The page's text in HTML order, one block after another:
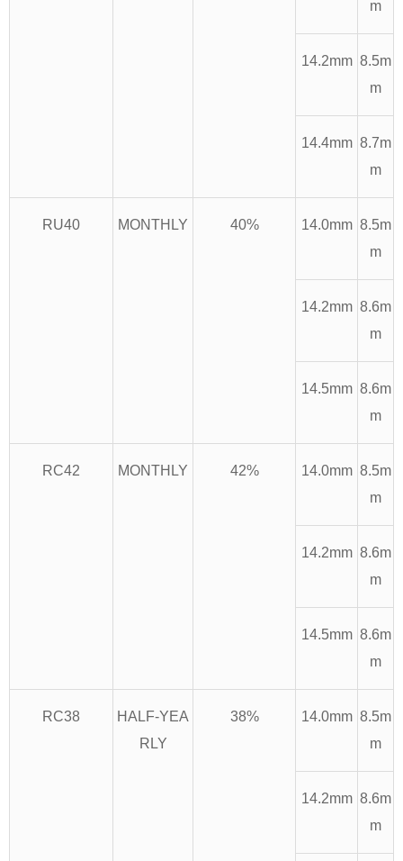
m
14.2mm 8.5m
m
14.4mm 8.7m
m
RU40 MONTHLY 40% 14.0mm 8.5m
m
14.2mm 8.6m
m
14.5mm 8.6m
m
RC42 MONTHLY 42% 14.0mm 8.5m
m
14.2mm 8.6m
m
14.5mm 8.6m
m
RC38
HALF-YEA
RLY
38% 14.0mm 8.5m
m
14.2mm 8.6m
m